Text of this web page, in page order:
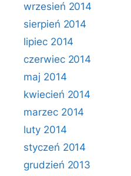
wrzesień 2014
sierpień 2014
lipiec 2014
czerwiec 2014
maj 2014
kwiecień 2014
marzec 2014
luty 2014
styczeń 2014
grudzień 2013